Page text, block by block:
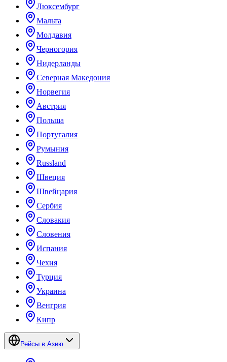
Люксембург
Мальта
Молдавия
Черногория
Нидерланды
Северная Македония
Норвегия
Австрия
Польша
Португалия
Румыния
Russland
Швеция
Швейцария
Сербия
Словакия
Словения
Испания
Чехия
Турция
Украина
Венгрия
Кипр
Рейсы в Азию